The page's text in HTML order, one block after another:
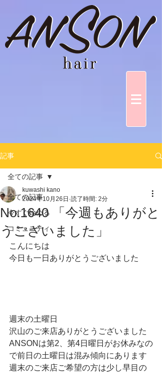
記事
全ての記事
今すぐ始める
コミュニティ
全ての記事
No.1640 「今週もありがと
うございました」
kuwashi kano
2024年10月26日 読了時間: 2分
こんにちは
今日も一日ありがとうございました
週末の土曜日
沢山のご来店ありがとうございました
ANSONは第2、第4日曜日がお休みなの
で前日の土曜日は混み傾向にあります
週末のご来店ご希望の方は少し早目の